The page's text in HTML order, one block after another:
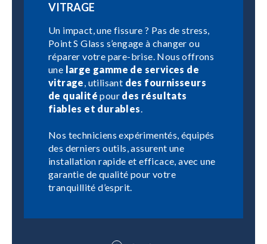
VITRAGE
Un impact, une fissure ? Pas de stress,
Point S Glass s’engage à changer ou
réparer votre pare-brise. Nous offrons
une large gamme de services de
vitrage, utilisant des fournisseurs
de qualité pour des résultats
fiables et durables.
Nos techniciens expérimentés, équipés
des derniers outils, assurent une
installation rapide et efficace, avec une
garantie de qualité pour votre
tranquillité d’esprit.